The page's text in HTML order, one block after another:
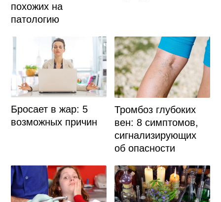
похожих на
патологию
Бросает в жар: 5
возможных причин
Тромбоз глубоких
вен: 8 симптомов,
сигнализирующих
об опасности